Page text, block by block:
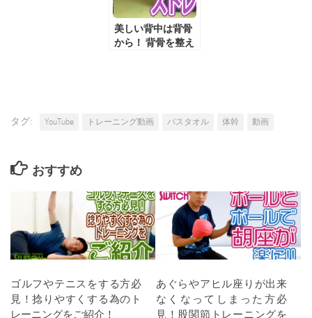
美しい背中は背骨
から！ 背骨を整え
タグ: YouTube トレーニング動画 バスタオル 体幹 動画
おすすめ
ゴルフやテニスをする方必
見！捻りやすくする為のト
レーニングをご紹介！
あぐらやアヒル座りが出来
なくなってしまった方必
見！股関節トレーニングを